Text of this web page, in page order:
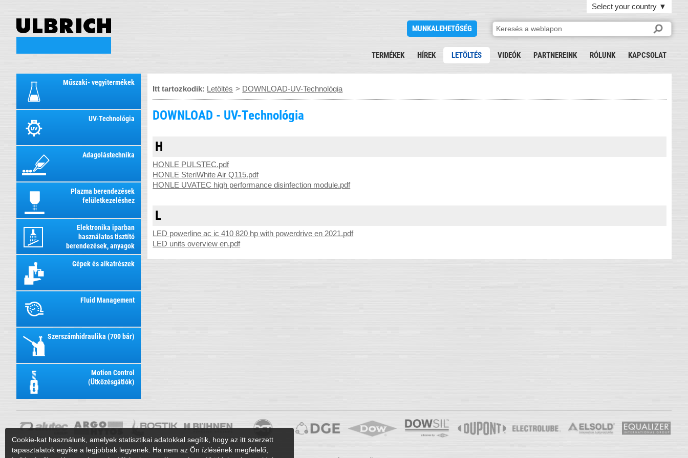
Select your country ▼
MUNKALEHETŐSÉG
TERMÉKEK HÍREK LETÖLTÉS VIDEÓK PARTNEREINK RÓLUNK KAPCSOLAT
Műszaki- vegyitermékek
UV-Technológia
Adagolástechnika
Plazma berendezések
felületkezeléshez
Elektronika iparban
használatos tisztító
berendezések, anyagok
Gépek és alkatrészek
Fluid Management
Szerszámhidraulika (700 bár)
Motion Control
(Ütközésgátlók)
Itt tartozkodik: Letöltés > DOWNLOAD-UV-Technológia
DOWNLOAD - UV-Technológia
H
HONLE PULSTEC.pdf
HONLE SteriWhite Air Q115.pdf
HONLE UVATEC high performance disinfection module.pdf
L
LED powerline ac ic 410 820 hp with powerdrive en 2021.pdf
LED units overview en.pdf
Cookie-kat használunk, amelyek statisztikai adatokkal segítik, hogy az itt szerzett
tapasztalatok egyike a legjobbak legyenek. Ha nem az Ön ízlésének megfelelő,